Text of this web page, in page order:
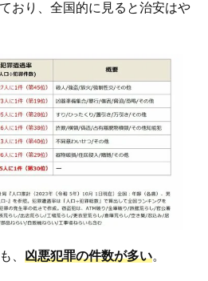
おり、全国的に見ると治安はや
、 凶悪犯罪の件数が多い。